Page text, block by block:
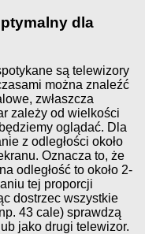
dla
są telewizory
można znaleźć
zwłaszcza
zależy od wielkości
oglądać. Dla
z odległości około
Oznacza to, że
odległość to około 2-
tej proporcji
dostrzec wszystkie
43 cale) sprawdzą
jako drugi telewizor.